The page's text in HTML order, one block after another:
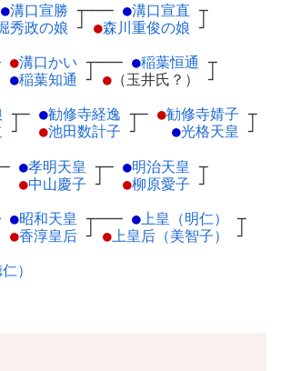
●溝口宣勝 ┬
秀政の娘 ┘
─── ●溝口宣直 ┬
●森川重俊の娘 ┘
●溝口かい ┬
●稲葉知通 ┘
─── ●稲葉恒通 ┬
● （玉井氏？） ┘
┬
┘
─ ●勧修寺経逸 ┬
●池田数計子 ┘
─ ●勧修寺婧子 ┬
●光格天皇 ┘
─ ●孝明天皇 ┬
●中山慶子 ┘
─ ●明治天皇 ┬
●柳原愛子 ┘
●昭和天皇 ┬
●香淳皇后 ┘
─── ● 上皇（明仁）
┬
● 上皇后（美智子） ┘
）